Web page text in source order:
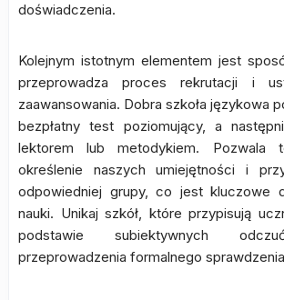
doświadczenia.
Kolejnym istotnym elementem jest
przeprowadza proces rekrutacji i
zaawansowania. Dobra szkoła językowa
bezpłatny test poziomujący, a
lektorem lub metodykiem. Pozwala
określenie naszych umiejętności i
odpowiedniej grupy, co jest kluczowe
nauki. Unikaj szkół, które przypisują
podstawie subiektywnych
przeprowadzenia formalnego